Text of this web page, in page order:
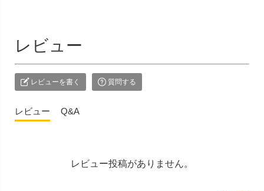
レビュー
レビューを書く 質問する
レビュー Q&A
レビュー投稿がありません。